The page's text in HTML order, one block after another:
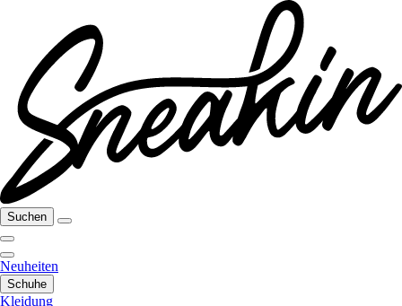
Suchen
Neuheiten
Schuhe
Kleidung